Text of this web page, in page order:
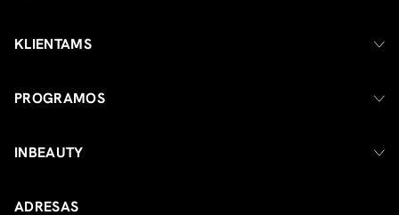
KLIENTAMS
PROGRAMOS
INBEAUTY
ADRESAS